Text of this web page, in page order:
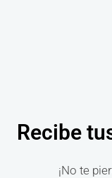
Recibe
¡No te